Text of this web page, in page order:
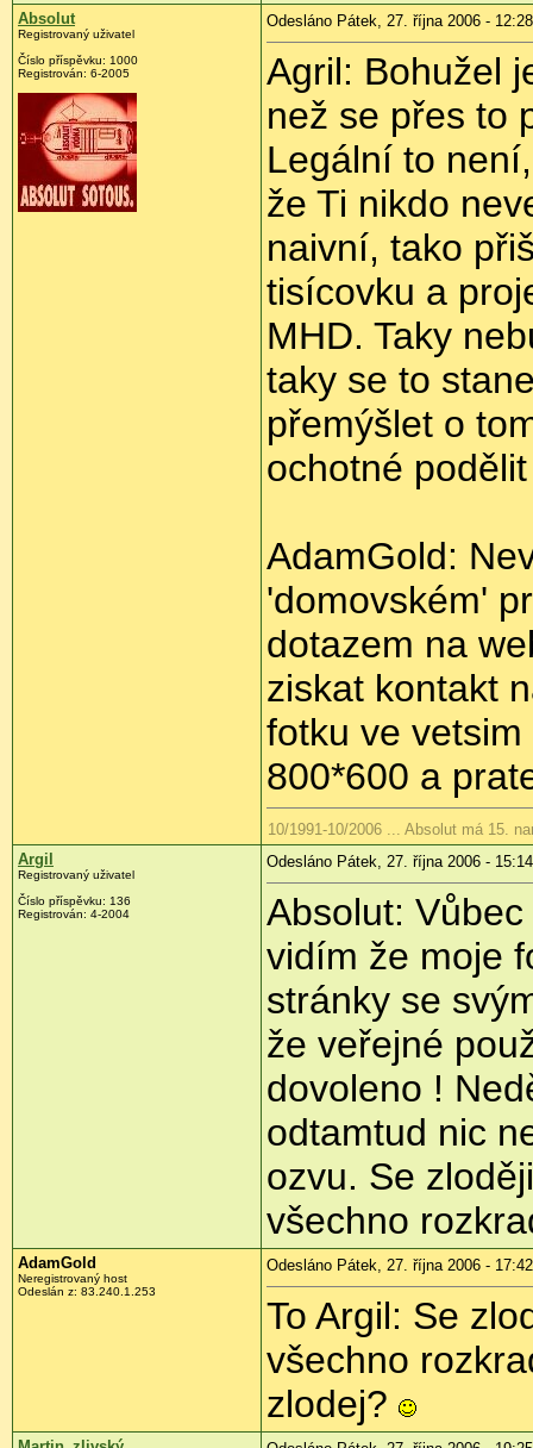
Absolut
Registrovaný uživatel
Číslo příspěvku: 1000
Registrován: 6-2005
Odesláno Pátek, 27. října 2006 - 12:28
Agril: Bohužel
než se přes to
Legální to
že Ti nikdo
naivní, tako
tisícovku a
MHD. Taky
taky se to
přemýšlet o
ochotné
AdamGold:
'domovském'
dotazem na
ziskat kontakt
fotku ve
800*600 a
10/1991-10/2006 ... Absolut má 15.
Argil
Registrovaný uživatel
Číslo příspěvku: 136
Registrován: 4-2004
Odesláno Pátek, 27. října 2006 - 15:14
Absolut:
vidím že moje
stránky se
že veřejné
dovoleno !
odtamtud nic
ozvu. Se
všechno
AdamGold
Neregistrovaný host
Odeslán z: 83.240.1.253
Odesláno Pátek, 27. října 2006 - 17:42
To Argil: Se
všechno
zlodej?